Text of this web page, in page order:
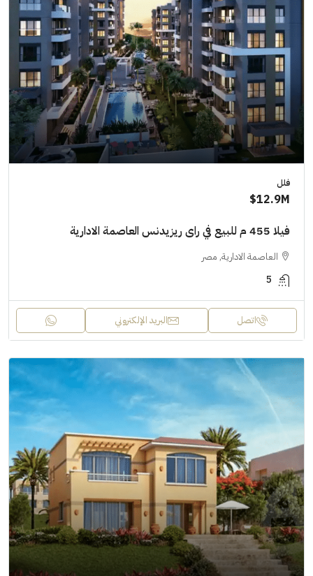
فلل
12.9M$
فيلا 455 م للبيع في راى ريزيدنس العاصمة الادارية
العاصمة الادارية, مصر
5
اتصل البريد الإلكتروني